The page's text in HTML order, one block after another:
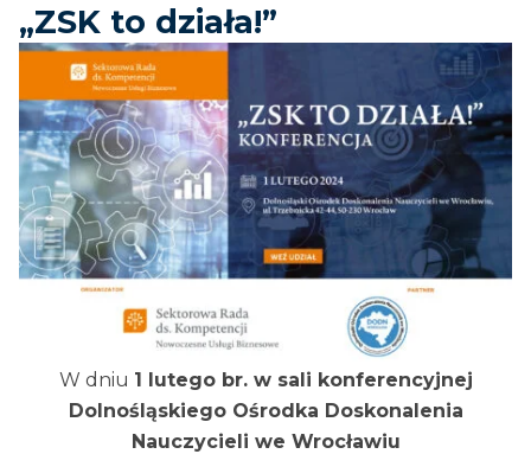
„ZSK to działa!”
W dniu 1 lutego br. w sali konferencyjnej
Dolnośląskiego Ośrodka Doskonalenia
Nauczycieli we Wrocławiu